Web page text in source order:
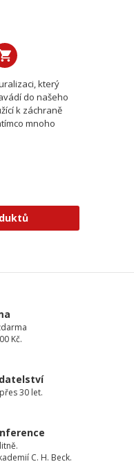
který
do našeho
k záchraně
mnoho
Kč.
30 let.
C. H. Beck.